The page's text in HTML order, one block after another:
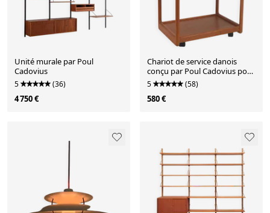
Unité murale par Poul
Cadovius
5 (36)
4 750 €
Chariot de service danois
conçu par Poul Cadovius pour
Cado, années 1960.
5 (58)
580 €